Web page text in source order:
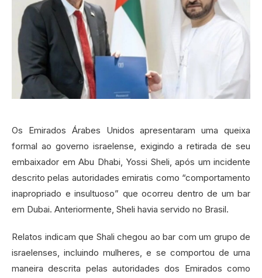
Os Emirados Árabes Unidos apresentaram uma queixa
formal ao governo israelense, exigindo a retirada de seu
embaixador em Abu Dhabi, Yossi Sheli, após um incidente
descrito pelas autoridades emiratis como “comportamento
inapropriado e insultuoso” que ocorreu dentro de um bar
em Dubai. Anteriormente, Sheli havia servido no Brasil.
Relatos indicam que Shali chegou ao bar com um grupo de
israelenses, incluindo mulheres, e se comportou de uma
maneira descrita pelas autoridades dos Emirados como